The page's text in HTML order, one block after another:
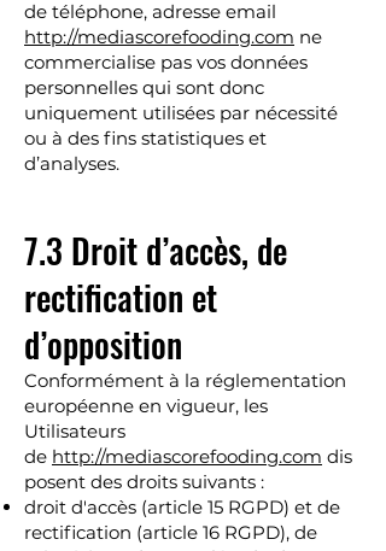
de téléphone, adresse email
http://mediascorefooding.com ne
commercialise pas vos données
personnelles qui sont donc
uniquement utilisées par nécessité
ou à des fins statistiques et
d’analyses.
7.3 Droit d’accès, de
rectification et
d’opposition
Conformément à la réglementation
européenne en vigueur, les
Utilisateurs
de http://mediascorefooding.com dis
posent des droits suivants :
droit d'accès (article 15 RGPD) et de
rectification (article 16 RGPD), de